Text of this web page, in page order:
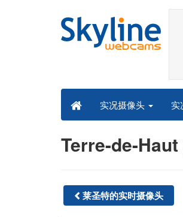
实况摄像头 实
Terre-de-
莱圣特的实时摄像头